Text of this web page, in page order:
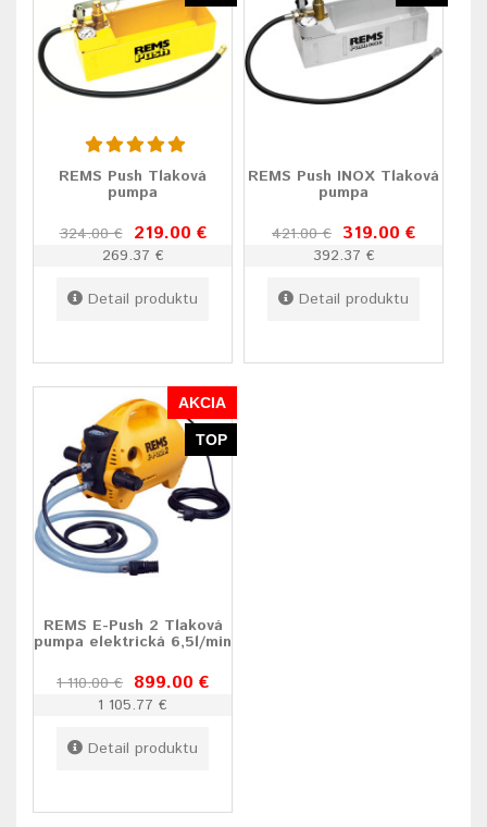
REMS Push Tlaková
pumpa
324.00 € 219.00 €
269.37 €
Detail produktu
REMS Push INOX Tlaková
pumpa
421.00 € 319.00 €
392.37 €
Detail produktu
AKCIA
TOP
REMS E-Push 2 Tlaková
pumpa elektrická 6,5l/min
1 110.00 € 899.00 €
1 105.77 €
Detail produktu